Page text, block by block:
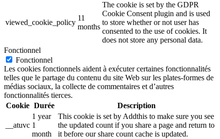
viewed_cookie_policy
11
months
The cookie is set by the GDPR
Cookie Consent plugin and is used
to store whether or not user has
consented to the use of cookies. It
does not store any personal data.
Fonctionnel
Fonctionnel
Les cookies fonctionnels aident à exécuter certaines fonctionnalités
telles que le partage du contenu du site Web sur les plates-formes de
médias sociaux, la collecte de commentaires et d’autres
fonctionnalités tierces.
Cookie Durée Description
__atuvc
1 year
1
month
This cookie is set by Addthis to make sure you see
the updated count if you share a page and return to
it before our share count cache is updated.